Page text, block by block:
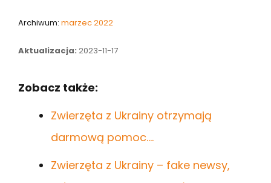
Archiwum: marzec 2022
Aktualizacja: 2023-11-17
Zobacz także:
Zwierzęta z Ukrainy otrzymają
darmową pomoc.…
Zwierzęta z Ukrainy – fake newsy,